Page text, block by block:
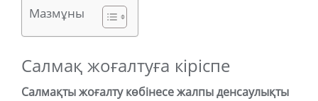
Мазмұны
Салмақ жоғалтуға кіріспе
Салмақты жоғалту көбінесе жалпы денсаулықты